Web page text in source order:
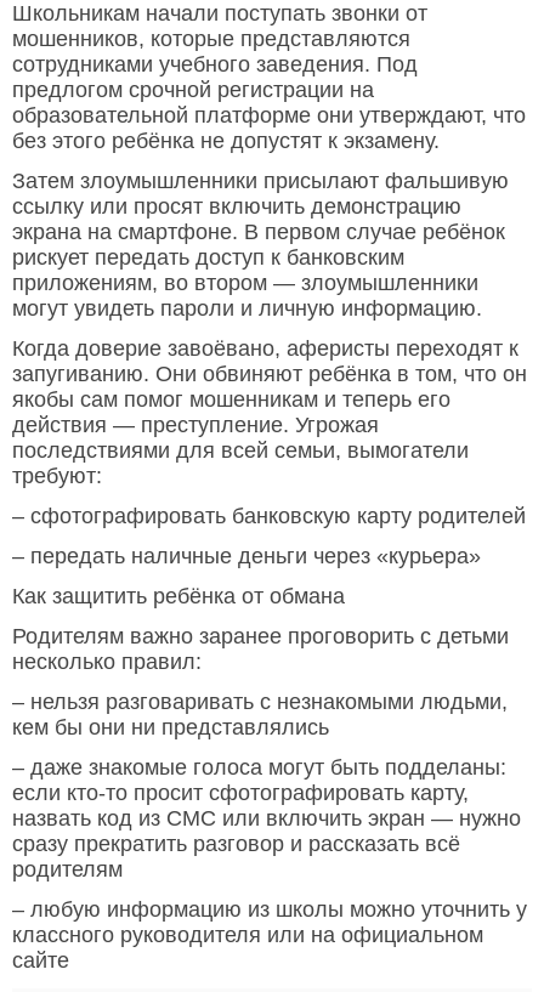
Школьникам начали поступать звонки от
мошенников, которые представляются
сотрудниками учебного заведения. Под
предлогом срочной регистрации на
образовательной платформе они утверждают, что
без этого ребёнка не допустят к экзамену.
Затем злоумышленники присылают фальшивую
ссылку или просят включить демонстрацию
экрана на смартфоне. В первом случае ребёнок
рискует передать доступ к банковским
приложениям, во втором — злоумышленники
могут увидеть пароли и личную информацию.
Когда доверие завоёвано, аферисты переходят к
запугиванию. Они обвиняют ребёнка в том, что он
якобы сам помог мошенникам и теперь его
действия — преступление. Угрожая
последствиями для всей семьи, вымогатели
требуют:
– сфотографировать банковскую карту родителей
– передать наличные деньги через «курьера»
Как защитить ребёнка от обмана
Родителям важно заранее проговорить с детьми
несколько правил:
– нельзя разговаривать с незнакомыми людьми,
кем бы они ни представлялись
– даже знакомые голоса могут быть подделаны:
если кто-то просит сфотографировать карту,
назвать код из СМС или включить экран — нужно
сразу прекратить разговор и рассказать всё
родителям
– любую информацию из школы можно уточнить у
классного руководителя или на официальном
сайте